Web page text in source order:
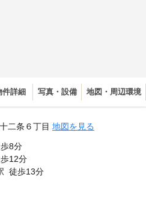
件詳細 写真・設備 地図・周辺環境
二条６丁目 地図を見る
8分
12分
徒歩13分